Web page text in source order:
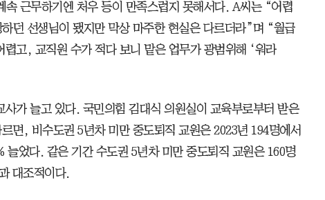
속 근무하기엔 처우 등이 만족스럽지 못해서다. A씨는 “어렵
던 선생님이 됐지만 막상 마주한 현실은 다르더라”며 “월급
렵고, 교직원 수가 적다 보니 맡은 업무가 광범위해 ‘워라
사가 늘고 있다. 국민의힘 김대식 의원실이 교육부로부터 받은
면, 비수도권 5년차 미만 중도퇴직 교원은 2023년 194명에서
늘었다. 같은 기간 수도권 5년차 미만 중도퇴직 교원은 160명
대조적이다.